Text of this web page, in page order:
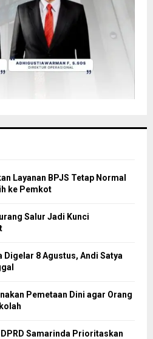
Layanan BPJS Tetap Normal
ke Pemkot
Salur Jadi Kunci
8 Agustus, Andi Satya
Pemetaan Dini agar Orang
Samarinda Prioritaskan